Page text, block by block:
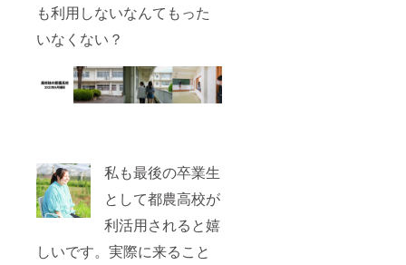
も利用しないなんてもった
いなくない？
私も最後の卒業生
として都農高校が
利活用されると嬉
しいです。実際に来ること